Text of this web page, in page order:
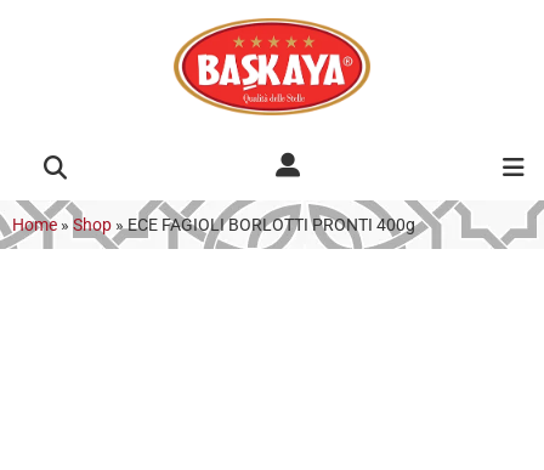
Home » Shop »ECE FAGIOLI BORLOTTI PRONTI 400g